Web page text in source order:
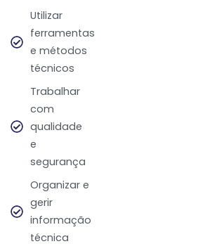
Utilizar
ferramentas
e métodos
técnicos
Trabalhar
com
qualidade
e
segurança
Organizar e
gerir
informação
técnica